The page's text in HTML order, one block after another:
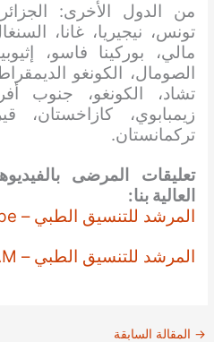
من الدول الأخرى:
تونس، نيجيريا، غانا،
مالي، بوركينا فاسو،
الصومال، الكونغو
تشاد، الكونغو، جنوب
زيمبابوي، كازاخستان،
تركمانستان.
تعليقات المرضى
العالية بنا:
المرشد للتنسيق الطبي – YouTube
المرشد للتنسيق الطبي – INSTAGRAM
→ المقالة السابقة